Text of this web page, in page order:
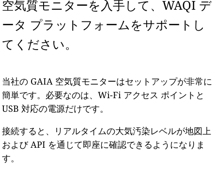
空気質モニターを入手して、WAQI デ
ータ プラットフォームをサポートし
てください。
当社の GAIA 空気質モニターはセットアップが非常に
簡単です。必要なのは、Wi-Fi アクセス ポイントと
USB 対応の電源だけです。
接続すると、リアルタイムの大気汚染レベルが地図上
および API を通じて即座に確認できるようになりま
す。